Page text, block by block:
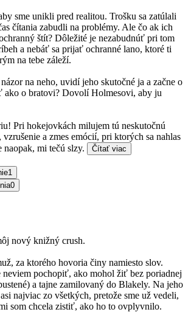
sme unikli pred realitou. Trošku sa zatúlali
čítania zabudli na problémy. Ale čo ak ich
štít? Dôležité je nezabudnúť pri tom
a nebáť sa prijať ochranné lano, ktoré ti
na tebe záleží.
na neho, uvidí jeho skutočné ja a začne o
ako o bratovi? Dovolí Holmesovi, aby ju
Pri hokejovkách milujem tú neskutočnú
a zmes emócií, pri ktorých sa nahlas
naopak, mi tečú slzy.
Čítať viac
1
0
nový knižný crush.
za ktorého hovoria činy namiesto slov.
pochopiť, ako mohol žiť bez poriadnej
a tajne zamilovaný do Blakely. Na jeho
najviac zo všetkých, pretože sme už vedeli,
som chcela zistiť, ako ho to ovplyvnilo.